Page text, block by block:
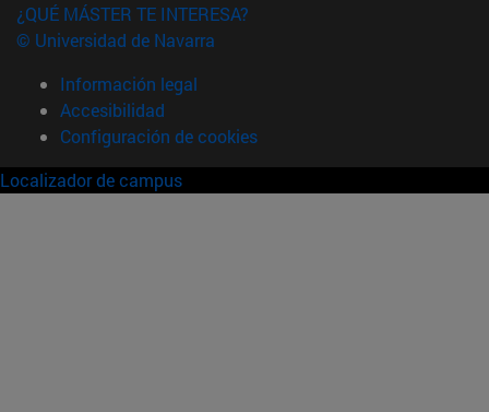
¿QUÉ MÁSTER TE INTERESA?
© Universidad de Navarra
Información legal
Accesibilidad
Configuración de cookies
Localizador de campus